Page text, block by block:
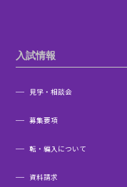
入試情報
見学・相談会
募集要項
転・編入について
資料請求